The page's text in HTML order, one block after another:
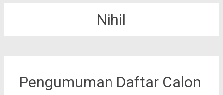
Nihil
Pengumuman Daftar Calon